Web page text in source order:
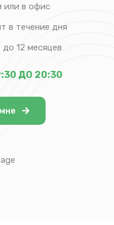
или в офис
в течение дня
12 месяцев
ДО 20:30